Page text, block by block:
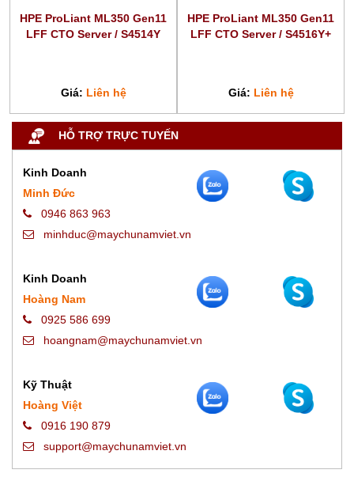
HPE ProLiant ML350 Gen11
LFF CTO Server / S4514Y
Giá: Liên hệ
HPE ProLiant ML350 Gen11
LFF CTO Server / S4516Y+
Giá: Liên hệ
HỖ TRỢ TRỰC TUYẾN
Kinh Doanh
Minh Đức
0946 863 963
minhduc@maychunamviet.vn
Kinh Doanh
Hoàng Nam
0925 586 699
hoangnam@maychunamviet.vn
Kỹ Thuật
Hoàng Việt
0916 190 879
support@maychunamviet.vn